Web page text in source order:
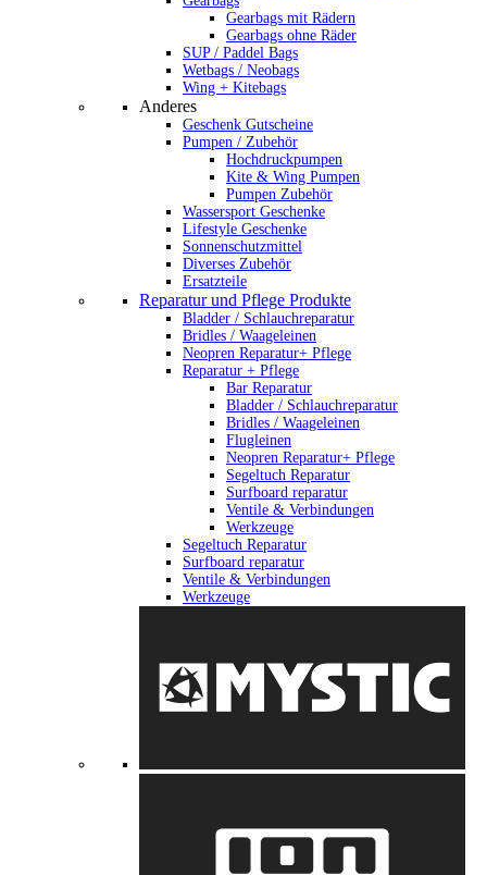
Gearbags mit Rädern
Gearbags ohne Räder
SUP / Paddel Bags
Wetbags / Neobags
Wing + Kitebags
Anderes
Geschenk Gutscheine
Pumpen / Zubehör
Hochdruckpumpen
Kite & Wing Pumpen
Pumpen Zubehör
Wassersport Geschenke
Lifestyle Geschenke
Sonnenschutzmittel
Diverses Zubehör
Ersatzteile
Reparatur und Pflege Produkte
Bladder / Schlauchreparatur
Bridles / Waageleinen
Neopren Reparatur+ Pflege
Reparatur + Pflege
Bar Reparatur
Bladder / Schlauchreparatur
Bridles / Waageleinen
Flugleinen
Neopren Reparatur+ Pflege
Segeltuch Reparatur
Surfboard reparatur
Ventile & Verbindungen
Werkzeuge
Segeltuch Reparatur
Surfboard reparatur
Ventile & Verbindungen
Werkzeuge